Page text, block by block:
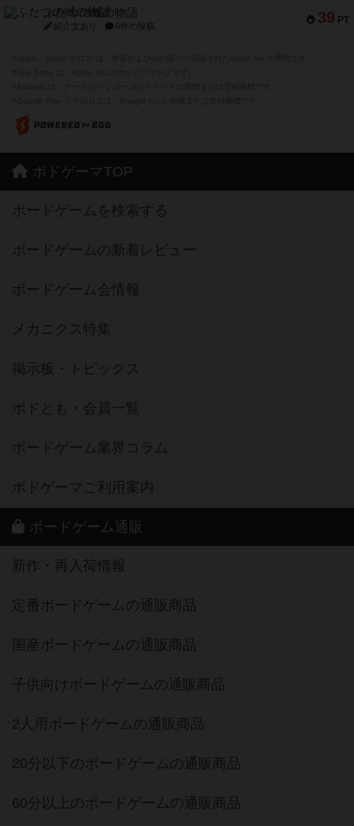
39 PT
ふたつの城の物語
紹介文あり 6件の投稿
ボドゲーマTOP
ボードゲームを検索する
ボードゲームの新着レビュー
ボードゲーム会情報
メカニクス特集
掲示板・トピックス
ボドとも・会員一覧
ボードゲーム業界コラム
ボドゲーマご利用案内
ボードゲーム通販
新作・再入荷情報
定番ボードゲームの通販商品
国産ボードゲームの通販商品
子供向けボードゲームの通販商品
2人用ボードゲームの通販商品
20分以下のボードゲームの通販商品
60分以上のボードゲームの通販商品